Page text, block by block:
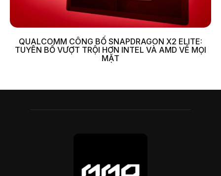
QUALCOMM CÔNG BỐ SNAPDRAGON X2 ELITE:
TUYÊN BỐ VƯỢT TRỘI HƠN INTEL VÀ AMD VỀ MỌI
MẶT